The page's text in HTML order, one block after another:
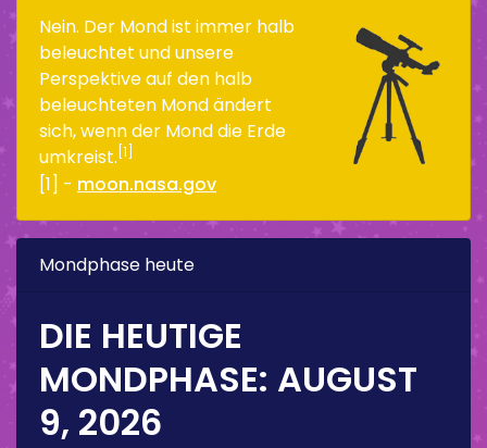
Nein. Der Mond ist immer halb
beleuchtet und unsere
Perspektive auf den halb
beleuchteten Mond ändert
sich, wenn der Mond die Erde
umkreist. [1]
[1] - moon.nasa.gov
Mondphase heute
DIE HEUTIGE
MONDPHASE: AUGUST
9, 2026